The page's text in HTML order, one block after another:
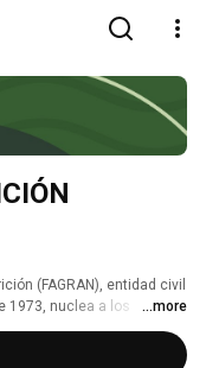
(FAGRAN), entidad civil
1973, nuclea a los
de la República
todo el territorio
...more